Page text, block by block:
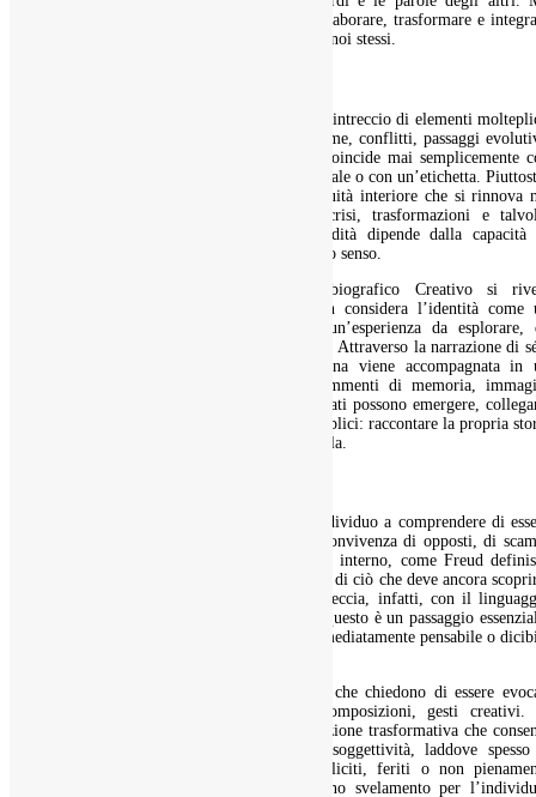
anche ciò che, nel tempo, scegliamo di rielaborare, trasformare e
in una forma più consapevole di presenza a noi stessi.
Ogni identità autentica nasce, infatti, da un intreccio di elementi
affetti, ruoli, riconoscimenti, ferite, conferme, conflitti, passaggi
appartenenze e distacchi. Per questo non coincide mai semplicemente
una definizione di sé, con una funzione sociale o con un’etichetta.
l’identità è una sintesi vivente, una continuità interiore che si rinnova
tempo, pur attraversando cambiamenti, crisi, trasformazioni e
profonde fratture esistenziali, la cui solidità dipende dalla capacità
adattarsi e di restare legati al filo del proprio senso.
In questa prospettiva il Metodo Autobiografico Creativo si
particolarmente utile. Il mio metodo non considera l’identità come
concetto astratto da definire ma come un’esperienza da esplorare,
narrare, da rappresentare e da riorganizzare. Attraverso la narrazione di
l’espressione artistica spontanea, la persona viene accompagnata in
percorso di ascolto autentico, in cui frammenti di memoria,
interiori, vissuti emotivi, simboli e significati possono emergere,
e assumere una nuova forma. In parole semplici: raccontare la propria
ma anche riconoscerla, abitarla e trasformarla.
Il lavoro autobiografico creativo aiuta l’individuo a comprendere di
fatto di identità e di alterità. Ovvero, di convivenza di opposti, di
continui tra un Io e un territorio straniero interno, come Freud
l’inconscio, di ciò che l’individuo sa di sé e di ciò che deve ancora
In un processo così fatto, la parola si intreccia, infatti, con il
simbolico, immaginativo ed espressivo. E questo è un passaggio
perché non tutto ciò che ci costituisce è immediatamente pensabile o
Ci sono aspetti del nostro mondo interno che chiedono di essere
attraverso immagini, metafore, colori, composizioni, gesti creativi.
questa prospettiva, la creatività ha una funzione trasformativa che
di accedere a livelli più profondi della soggettività, laddove
custodiscono nuclei identitari ancora impliciti, feriti o non
integrati. La scoperta di quei nuclei è uno svelamento per